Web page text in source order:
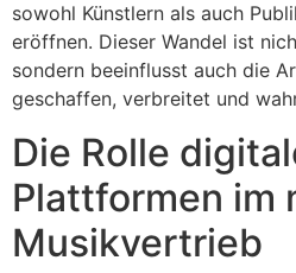
sowohl Künstlern als auch
eröffnen. Dieser Wandel ist
sondern beeinflusst auch die
geschaffen, verbreitet und
Die Rolle
Plattformen im
Musikvertrieb